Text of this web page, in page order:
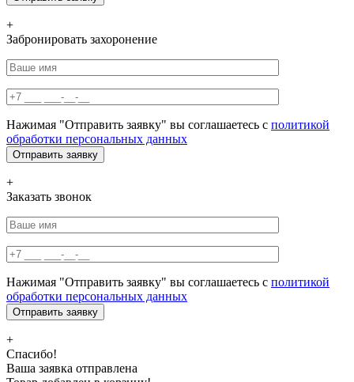
+
Забронировать захоронение
Нажимая "Отправить заявку" вы соглашаетесь с политикой
обработки персональных данных
+
Заказать звонок
Нажимая "Отправить заявку" вы соглашаетесь с политикой
обработки персональных данных
+
Спасибо!
Ваша заявка отправлена